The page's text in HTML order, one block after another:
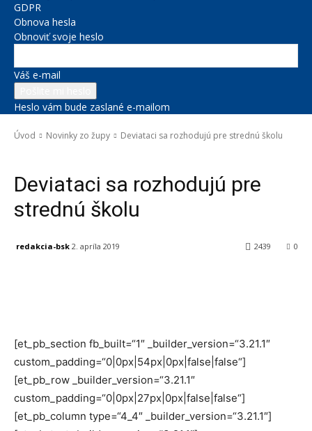
GDPR
Obnova hesla
Obnoviť svoje heslo
Váš e-mail
Heslo vám bude zaslané e-mailom
Úvod Novinky zo župy Deviataci sa rozhodujú pre strednú školu
Deviataci sa rozhodujú pre
strednú školu
redakcia-bsk 2. apríla 2019 0
2439
[et_pb_section fb_built=“1″ _builder_version=“3.21.1″
custom_padding=“0|0px|54px|0px|false|false“]
[et_pb_row _builder_version=“3.21.1″
custom_padding=“0|0px|27px|0px|false|false“]
[et_pb_column type=“4_4″ _builder_version=“3.21.1″]